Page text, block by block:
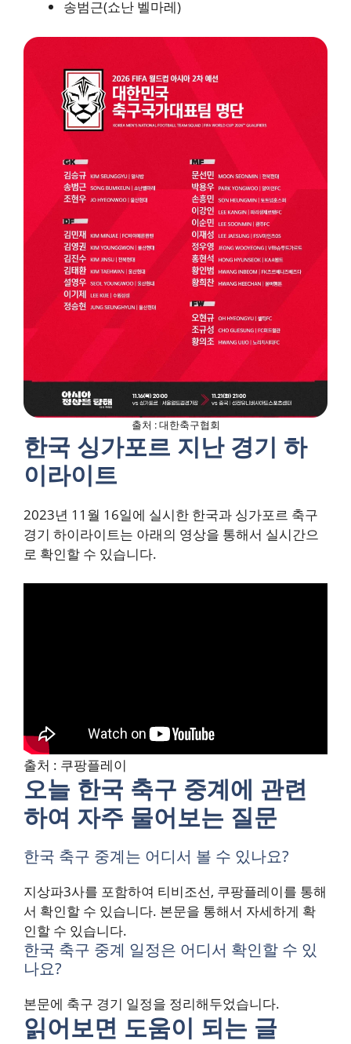
송범근(쇼난 벨마레)
출처 : 대한축구협회
한국 싱가포르 지난 경기 하
이라이트
2023년 11월 16일에 실시한 한국과 싱가포르 축구
경기 하이라이트는 아래의 영상을 통해서 실시간으
로 확인할 수 있습니다.
출처 : 쿠팡플레이
오늘 한국 축구 중계에 관련
하여 자주 물어보는 질문
한국 축구 중계는 어디서 볼 수 있나요?
지상파3사를 포함하여 티비조선, 쿠팡플레이를 통해
서 확인할 수 있습니다. 본문을 통해서 자세하게 확
인할 수 있습니다.
한국 축구 중계 일정은 어디서 확인할 수 있
나요?
본문에 축구 경기 일정을 정리해두었습니다.
읽어보면 도움이 되는 글